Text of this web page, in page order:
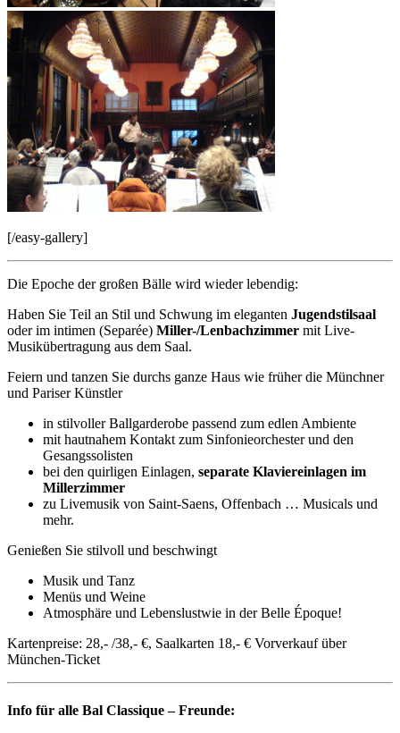
[/easy-gallery]
Die Epoche der großen Bälle wird wieder lebendig:
Haben Sie Teil an Stil und Schwung im eleganten Jugendstilsaal
oder im intimen (Separée) Miller-/Lenbachzimmer mit Live-
Musikübertragung aus dem Saal.
Feiern und tanzen Sie durchs ganze Haus wie früher die Münchner
und Pariser Künstler
in stilvoller Ballgarderobe passend zum edlen Ambiente
mit hautnahem Kontakt zum Sinfonieorchester und den
Gesangssolisten
bei den quirligen Einlagen, separate Klaviereinlagen im
Millerzimmer
zu Livemusik von Saint-Saens, Offenbach … Musicals und
mehr.
Genießen Sie stilvoll und beschwingt
Musik und Tanz
Menüs und Weine
Atmosphäre und Lebenslustwie in der Belle Époque!
Kartenpreise: 28,- /38,- €, Saalkarten 18,- € Vorverkauf über
München-Ticket
Info für alle Bal Classique – Freunde: